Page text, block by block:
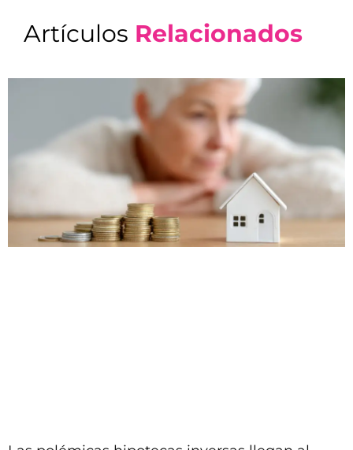
Artículos Relacionados